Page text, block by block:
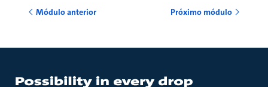
Módulo anterior Próximo módulo